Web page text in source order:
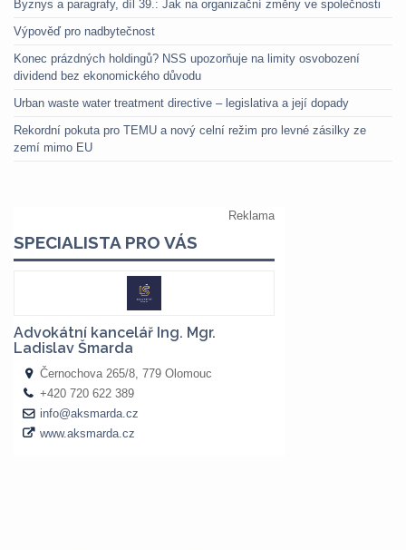
Byznys a paragrafy, díl 39.: Jak na organizační změny ve společnosti
Výpověď pro nadbytečnost
Konec prázdných holdingů? NSS upozorňuje na limity osvobození
dividend bez ekonomického důvodu
Urban waste water treatment directive – legislativa a její dopady
Rekordní pokuta pro TEMU a nový celní režim pro levné zásilky ze
zemí mimo EU